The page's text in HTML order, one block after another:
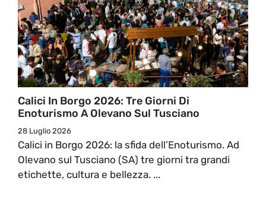
Calici In Borgo 2026: Tre Giorni Di
Enoturismo A Olevano Sul Tusciano
28 Luglio 2026
Calici in Borgo 2026: la sfida dell’Enoturismo. Ad
Olevano sul Tusciano (SA) tre giorni tra grandi
etichette, cultura e bellezza. ...